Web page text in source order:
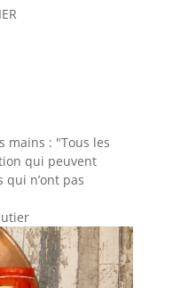
mains : "Tous les
qui peuvent
n’ont pas